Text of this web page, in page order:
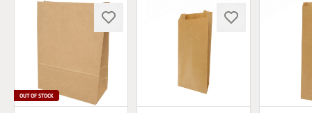
OUT OF STOCK